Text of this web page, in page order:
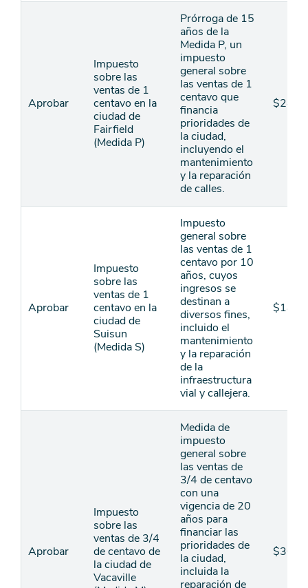
Aprobar
Impuesto
sobre las
ventas de 1
centavo en la
ciudad de
Fairfield
(Medida P)
Prórroga de 15
años de la
Medida P, un
impuesto
general sobre
las ventas de 1
centavo que
financia
prioridades de
la ciudad,
incluyendo el
mantenimiento
y la reparación
de calles.
$240
Aprobar
Impuesto
sobre las
ventas de 1
centavo en la
ciudad de
Suisun
(Medida S)
Impuesto
general sobre
las ventas de 1
centavo por 10
años, cuyos
ingresos se
destinan a
diversos fines,
incluido el
mantenimiento
y la reparación
de la
infraestructura
vial y callejera.
$18
Aprobar
Impuesto
sobre las
ventas de 3/4
de centavo de
la ciudad de
Vacaville
Medida de
impuesto
general sobre
las ventas de
3/4 de centavo
con una
vigencia de 20
años para
financiar las
prioridades de
la ciudad,
incluida la
reparación de
$300